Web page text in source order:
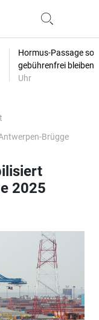
Hormus-Passage
gebührenfrei bleiben
Uhr
Brügge
2025